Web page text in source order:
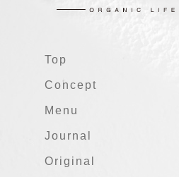
Top
Concept
Menu
Journal
Original